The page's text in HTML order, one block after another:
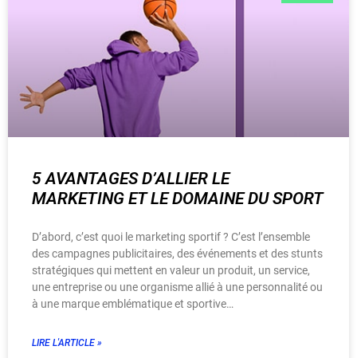
5 AVANTAGES D’ALLIER LE
MARKETING ET LE DOMAINE DU SPORT
D’abord, c’est quoi le marketing sportif ? C’est l’ensemble
des campagnes publicitaires, des événements et des stunts
stratégiques qui mettent en valeur un produit, un service,
une entreprise ou une organisme allié à une personnalité ou
à une marque emblématique et sportive…
LIRE L'ARTICLE »